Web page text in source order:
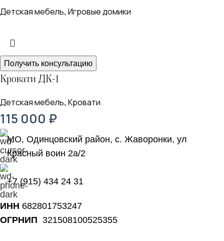
Детская мебель, Игровые домики
Получить консультацию
Кровати ДК-1
Детская мебель, Кровати
115 000 ₽
МО, Одинцовский район, с. Жаворонки, ул
Красный воин 2а/2
+7 (915) 434 24 31
ИНН 682801753247
ОГРНИП 321508100525355